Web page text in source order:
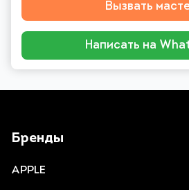
Вызвать
Написать на
Бренды
APPLE